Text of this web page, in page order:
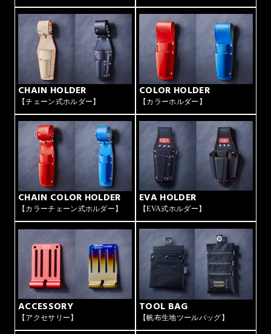
CHAIN HOLDER
【チェーン式ホルダー】
COLOR HOLDER
【カラーホルダー】
CHAIN COLOR HOLDER
【カラーチェーン式ホルダー】
EVA HOLDER
【EVA式ホルダー】
ACCESSORY
【アクセサリー】
TOOL BAG
【帆布生地ツールバッグ】